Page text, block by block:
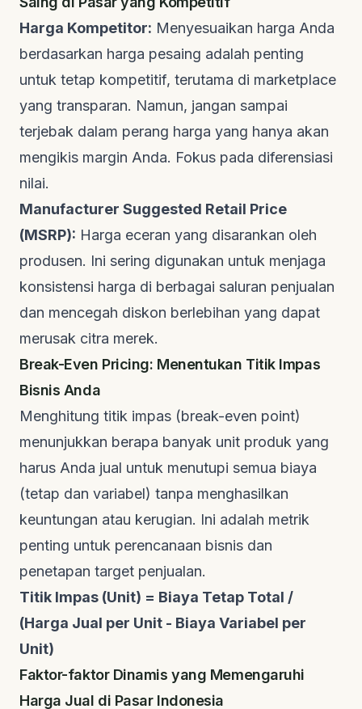
Harga Kompetitor: Menyesuaikan harga Anda
berdasarkan harga pesaing adalah penting
untuk tetap kompetitif, terutama di marketplace
yang transparan. Namun, jangan sampai
terjebak dalam perang harga yang hanya akan
mengikis margin Anda. Fokus pada diferensiasi
nilai.
Manufacturer Suggested Retail Price
(MSRP): Harga eceran yang disarankan oleh
produsen. Ini sering digunakan untuk menjaga
konsistensi harga di berbagai saluran penjualan
dan mencegah diskon berlebihan yang dapat
merusak citra merek.
Break-Even Pricing: Menentukan Titik Impas
Bisnis Anda
Menghitung titik impas (break-even point)
menunjukkan berapa banyak unit produk yang
harus Anda jual untuk menutupi semua biaya
(tetap dan variabel) tanpa menghasilkan
keuntungan atau kerugian. Ini adalah metrik
penting untuk perencanaan bisnis dan
penetapan target penjualan.
Titik Impas (Unit) = Biaya Tetap Total /
(Harga Jual per Unit - Biaya Variabel per
Unit)
Faktor-faktor Dinamis yang Memengaruhi
Harga Jual di Pasar Indonesia